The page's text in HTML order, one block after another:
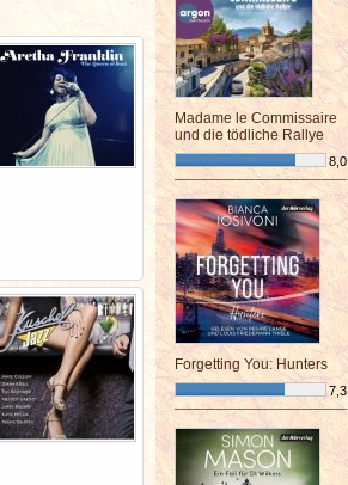
Madame le Commissaire
und die tödliche Rallye
8,0
¯¯¯¯¯¯¯¯¯¯¯¯¯¯¯¯¯¯¯¯¯¯¯¯
Forgetting You: Hunters
7,3
¯¯¯¯¯¯¯¯¯¯¯¯¯¯¯¯¯¯¯¯¯¯¯¯